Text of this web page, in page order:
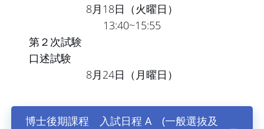
8月18日（火曜日）
13:40~15:55
第２次試験
口述試験
8月24日（月曜日）
博士後期課程 入試日程 A (一般選抜及